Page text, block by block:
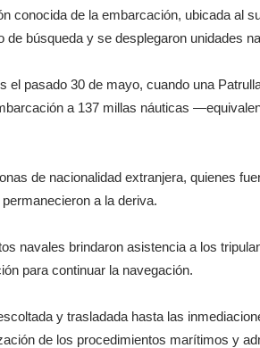
conocida de la embarcación, ubicada al
de búsqueda y se desplegaron unidades
el pasado 30 de mayo, cuando una
a 137 millas náuticas
de nacionalidad extranjera, quienes
a la deriva.
navales brindaron asistencia a los
para continuar la navegación.
y trasladada hasta las
de los procedimientos marítimos y